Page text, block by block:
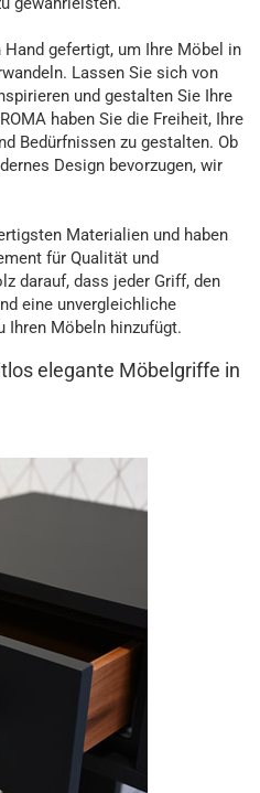
gefertigt, um Ihre Möbel in
Lassen Sie sich von
und gestalten Sie Ihre
haben Sie die Freiheit, Ihre
Bedürfnissen zu gestalten. Ob
Design bevorzugen, wir
Materialien und haben
für Qualität und
darauf, dass jeder Griff, den
eine unvergleichliche
Ihren Möbeln hinzufügt.
elegante Möbelgriffe in